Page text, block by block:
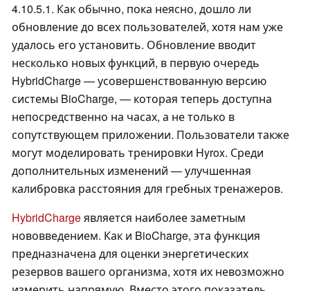
4.10.5.1. Как обычно, пока неясно, дошло ли
обновление до всех пользователей, хотя нам уже
удалось его установить. Обновление вводит
несколько новых функций, в первую очередь
HybridCharge — усовершенствованную версию
системы BioCharge, — которая теперь доступна
непосредственно на часах, а не только в
сопутствующем приложении. Пользователи также
могут моделировать тренировки Hyrox. Среди
дополнительных изменений — улучшенная
калибровка расстояния для гребных тренажеров.
HybridChargeявляется наиболее заметным
нововведением. Как и BioCharge, эта функция
предназначена для оценки энергетических
резервов вашего организма, хотя их невозможно